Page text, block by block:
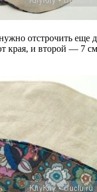
отстрочить еще
края, и второй — 7